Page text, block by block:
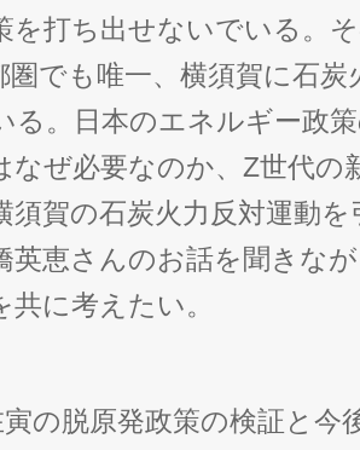
を打ち出せないでいる。
圏でも唯一、横須賀に石
る。日本のエネルギー政
なぜ必要なのか、Z世代の
須賀の石炭火力反対運動
英恵さんのお話を聞きな
に考えたい。
の脱原発政策の検証と今